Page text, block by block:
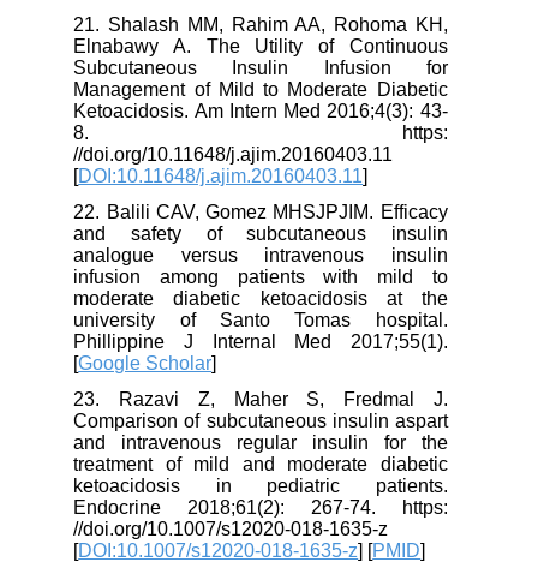
21. Shalash MM, Rahim AA, Rohoma KH,
Elnabawy A. The Utility of Continuous
Subcutaneous Insulin Infusion for
Management of Mild to Moderate Diabetic
Ketoacidosis. Am Intern Med 2016;4(3): 43-
8. https:
//doi.org/10.11648/j.ajim.20160403.11
[DOI:10.11648/j.ajim.20160403.11
22. Balili CAV, Gomez MHSJPJIM. Efficacy
and safety of subcutaneous insulin
analogue versus intravenous insulin
infusion among patients with mild to
moderate diabetic ketoacidosis at the
university of Santo Tomas hospital.
Phillippine J Internal Med 2017;55(1).
[Google Scholar
23. Razavi Z, Maher S, Fredmal J.
Comparison of subcutaneous insulin aspart
and intravenous regular insulin for the
treatment of mild and moderate diabetic
ketoacidosis in pediatric patients.
Endocrine 2018;61(2): 267-74. https:
//doi.org/10.1007/s12020-018-1635-z
[DOI:10.1007/s12020-018-1635-z] [PMID